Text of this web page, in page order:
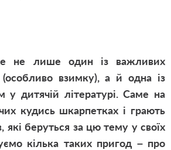
не лише один із важливих
(особливо взимку), а й одна із
у дитячій літературі. Саме на
кудись шкарпетках і грають
які беруться за цю тему у своїх
кілька таких пригод – про